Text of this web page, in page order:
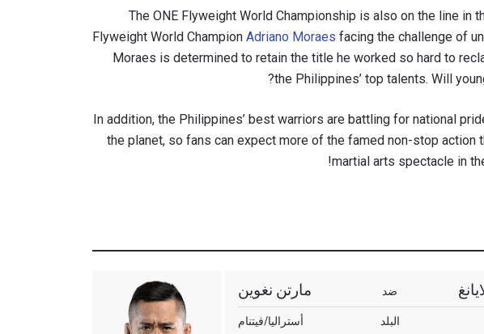
The ONE Flyweight World Championship is also on the line in
Flyweight World Champion Adriano Moraes facing the challenge of
Moraes is determined to retain the title he worked so hard to
the Philippines’ top talents. Will
In addition, the Philippines’ best warriors are battling for national
the planet, so fans can expect more of the famed non-stop action
martial arts spectacle in
ضد مارتن نغوين
البلد أستراليا/فيتنام